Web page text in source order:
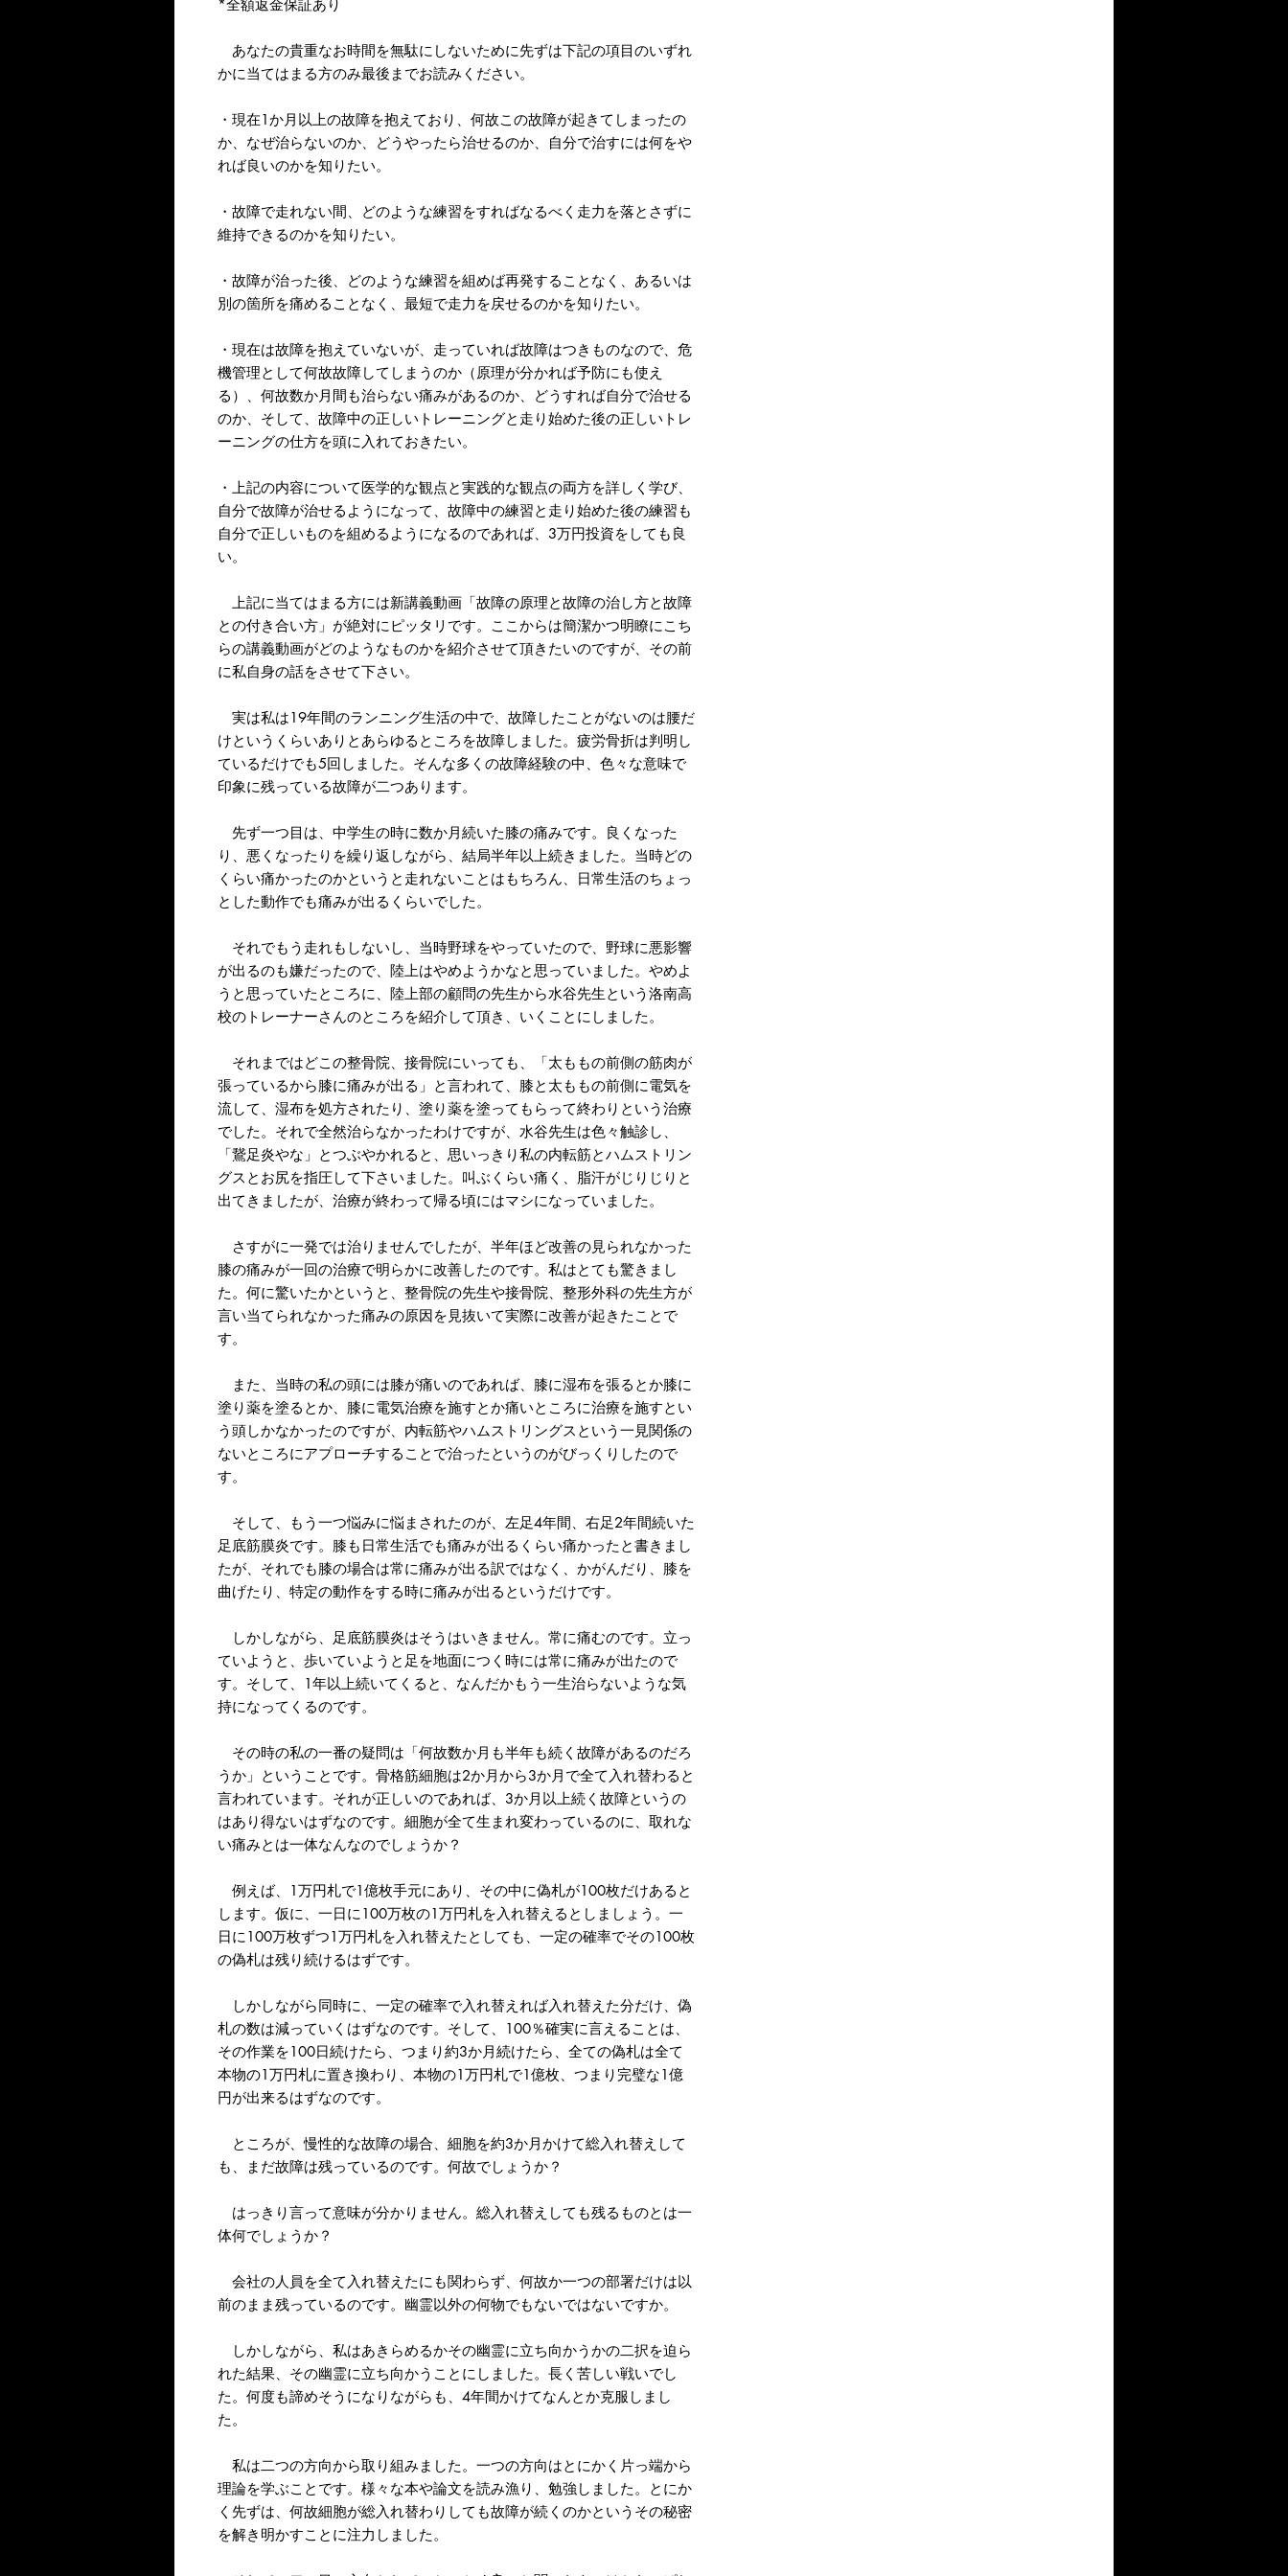
*全額返金保証あり
あなたの貴重なお時間を無駄にしないために先ずは下記の項目のいずれ
かに当てはまる方のみ最後までお読みください。
・現在1か月以上の故障を抱えており、何故この故障が起きてしまったの
か、なぜ治らないのか、どうやったら治せるのか、自分で治すには何をや
れば良いのかを知りたい。
・故障で走れない間、どのような練習をすればなるべく走力を落とさずに
維持できるのかを知りたい。
・故障が治った後、どのような練習を組めば再発することなく、あるいは
別の箇所を痛めることなく、最短で走力を戻せるのかを知りたい。
・現在は故障を抱えていないが、走っていれば故障はつきものなので、危
機管理として何故故障してしまうのか（原理が分かれば予防にも使え
る）、何故数か月間も治らない痛みがあるのか、どうすれば自分で治せる
のか、そして、故障中の正しいトレーニングと走り始めた後の正しいトレ
ーニングの仕方を頭に入れておきたい。
・上記の内容について医学的な観点と実践的な観点の両方を詳しく学び、
自分で故障が治せるようになって、故障中の練習と走り始めた後の練習も
自分で正しいものを組めるようになるのであれば、3万円投資をしても良
い。
上記に当てはまる方には新講義動画「故障の原理と故障の治し方と故障
との付き合い方」が絶対にピッタリです。ここからは簡潔かつ明瞭にこち
らの講義動画がどのようなものかを紹介させて頂きたいのですが、その前
に私自身の話をさせて下さい。
実は私は19年間のランニング生活の中で、故障したことがないのは腰だ
けというくらいありとあらゆるところを故障しました。疲労骨折は判明し
ているだけでも5回しました。そんな多くの故障経験の中、色々な意味で
印象に残っている故障が二つあります。
先ず一つ目は、中学生の時に数か月続いた膝の痛みです。良くなった
り、悪くなったりを繰り返しながら、結局半年以上続きました。当時どの
くらい痛かったのかというと走れないことはもちろん、日常生活のちょっ
とした動作でも痛みが出るくらいでした。
それでもう走れもしないし、当時野球をやっていたので、野球に悪影響
が出るのも嫌だったので、陸上はやめようかなと思っていました。やめよ
うと思っていたところに、陸上部の顧問の先生から水谷先生という洛南高
校のトレーナーさんのところを紹介して頂き、いくことにしました。
それまではどこの整骨院、接骨院にいっても、「太ももの前側の筋肉が
張っているから膝に痛みが出る」と言われて、膝と太ももの前側に電気を
流して、湿布を処方されたり、塗り薬を塗ってもらって終わりという治療
でした。それで全然治らなかったわけですが、水谷先生は色々触診し、
「鵞足炎やな」とつぶやかれると、思いっきり私の内転筋とハムストリン
グスとお尻を指圧して下さいました。叫ぶくらい痛く、脂汗がじりじりと
出てきましたが、治療が終わって帰る頃にはマシになっていました。
さすがに一発では治りませんでしたが、半年ほど改善の見られなかった
膝の痛みが一回の治療で明らかに改善したのです。私はとても驚きまし
た。何に驚いたかというと、整骨院の先生や接骨院、整形外科の先生方が
言い当てられなかった痛みの原因を見抜いて実際に改善が起きたことで
す。
また、当時の私の頭には膝が痛いのであれば、膝に湿布を張るとか膝に
塗り薬を塗るとか、膝に電気治療を施すとか痛いところに治療を施すとい
う頭しかなかったのですが、内転筋やハムストリングスという一見関係の
ないところにアプローチすることで治ったというのがびっくりしたので
す。
そして、もう一つ悩みに悩まされたのが、左足4年間、右足2年間続いた
足底筋膜炎です。膝も日常生活でも痛みが出るくらい痛かったと書きまし
たが、それでも膝の場合は常に痛みが出る訳ではなく、かがんだり、膝を
曲げたり、特定の動作をする時に痛みが出るというだけです。
しかしながら、足底筋膜炎はそうはいきません。常に痛むのです。立っ
ていようと、歩いていようと足を地面につく時には常に痛みが出たので
す。そして、1年以上続いてくると、なんだかもう一生治らないような気
持になってくるのです。
その時の私の一番の疑問は「何故数か月も半年も続く故障があるのだろ
うか」ということです。骨格筋細胞は2か月から3か月で全て入れ替わると
言われています。それが正しいのであれば、3か月以上続く故障というの
はあり得ないはずなのです。細胞が全て生まれ変わっているのに、取れな
い痛みとは一体なんなのでしょうか？
例えば、1万円札で1億枚手元にあり、その中に偽札が100枚だけあると
します。仮に、一日に100万枚の1万円札を入れ替えるとしましょう。一
日に100万枚ずつ1万円札を入れ替えたとしても、一定の確率でその100枚
の偽札は残り続けるはずです。
しかしながら同時に、一定の確率で入れ替えれば入れ替えた分だけ、偽
札の数は減っていくはずなのです。そして、100％確実に言えることは、
その作業を100日続けたら、つまり約3か月続けたら、全ての偽札は全て
本物の1万円札に置き換わり、本物の1万円札で1億枚、つまり完璧な1億
円が出来るはずなのです。
ところが、慢性的な故障の場合、細胞を約3か月かけて総入れ替えして
も、まだ故障は残っているのです。何故でしょうか？
はっきり言って意味が分かりません。総入れ替えしても残るものとは一
体何でしょうか？
会社の人員を全て入れ替えたにも関わらず、何故か一つの部署だけは以
前のまま残っているのです。幽霊以外の何物でもないではないですか。
しかしながら、私はあきらめるかその幽霊に立ち向かうかの二択を迫ら
れた結果、その幽霊に立ち向かうことにしました。長く苦しい戦いでし
た。何度も諦めそうになりながらも、4年間かけてなんとか克服しまし
た。
私は二つの方向から取り組みました。一つの方向はとにかく片っ端から
理論を学ぶことです。様々な本や論文を読み漁り、勉強しました。とにか
く先ずは、何故細胞が総入れ替わりしても故障が続くのかというその秘密
を解き明かすことに注力しました。